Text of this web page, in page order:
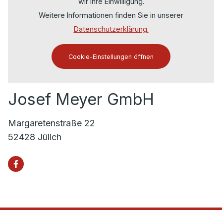
Weitere Informationen finden Sie in unserer
Datenschutzerklärung.
Cookie-Einstellungen öffnen
Josef Meyer GmbH
Margaretenstraße 22
52428 Jülich